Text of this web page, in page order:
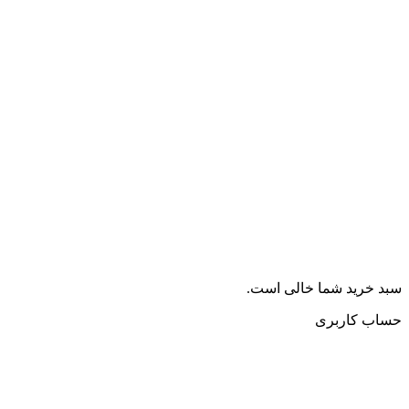
سبد خرید شما خالی است.
حساب کاربری